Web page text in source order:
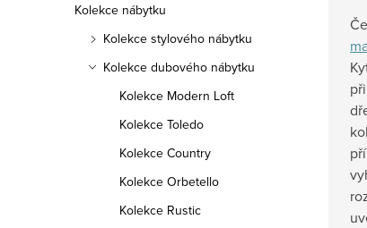
Kolekce nábytku
Kolekce stylového nábytku
Kolekce dubového nábytku
Kolekce Modern Loft
Kolekce Toledo
Kolekce Country
Kolekce Orbetello
Kolekce Rustic